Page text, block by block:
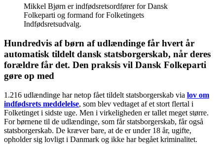
Mikkel Bjørn er indfødsretsordfører for Dansk
Folkeparti og formand for Folketingets
Indfødsretsudvalg.
Hundredvis af børn af udlændinge får hvert år
automatisk tildelt dansk statsborgerskab, når deres
forældre får det. Den praksis vil Dansk Folkeparti
gøre op med
1.216 udlændinge har netop fået tildelt statsborgerskab via lov om
indfødsrets meddelelse, som blev vedtaget af et stort flertal i
Folketinget i sidste uge. Men i virkeligheden er tallet meget større.
For børnene til de udlændinge, som får statsborgerskab, får også
statsborgerskab. De kræver bare, at de er under 18 år, ugifte,
opholder sig lovligt i Danmark og ikke har begået kriminalitet.